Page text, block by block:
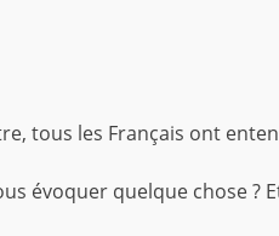
tous les Français ont
évoquer quelque chose ?